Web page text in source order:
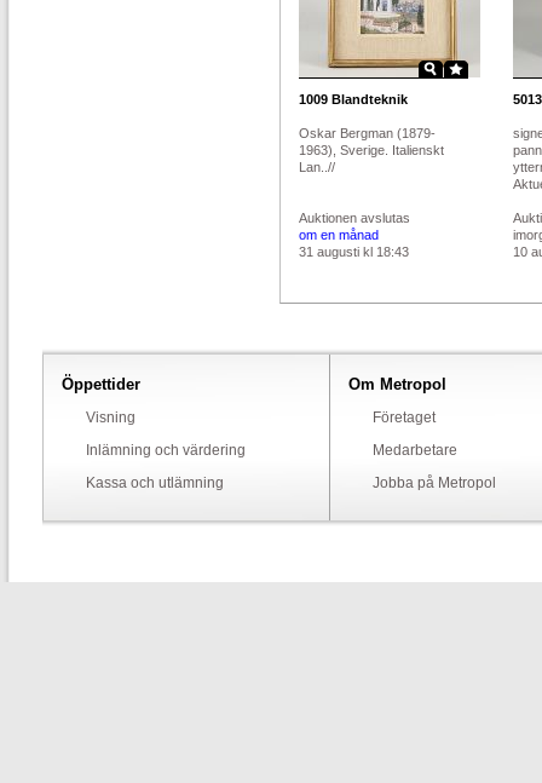
1009 Blandteknik
Oskar Bergman (1879-
1963), Sverige. Italienskt
Lan..//
Auktionen avslutas
om en månad
31 augusti kl 18:43
5013
10
Öppettider
Visning
Inlämning och värdering
Kassa och utlämning
Om Metropol
Företaget
Medarbetare
Jobba på Metropol